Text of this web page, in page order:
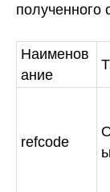
полученного
Наименов
ание
refcode